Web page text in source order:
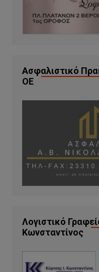
Ασφαλιστικό
ΟΕ
Λογιστικό
Κωνσταντίνος